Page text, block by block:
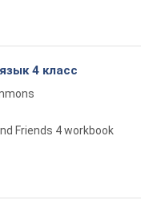
4 класс
Friends 4 workbook